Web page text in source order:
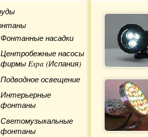
Фонтанные насадки
Центробежные насосы
фирмы Espa (Испания)
Подводное освещение
Интерьерные
фонтаны
Светомузыкальные
фонтаны